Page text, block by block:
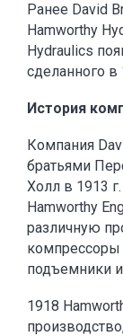
Ранее David
Hamworthy
Hydraulics
сделанного в
История
Компания
братьями
Холл в 1913
Hamworthy
различную
компрессоры
подъемники
1918